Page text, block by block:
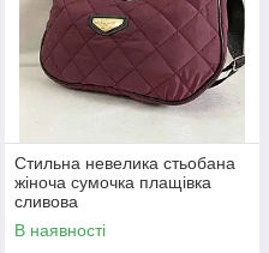
Стильна невелика стьобана
жіноча сумочка плащівка
сливова
В наявності